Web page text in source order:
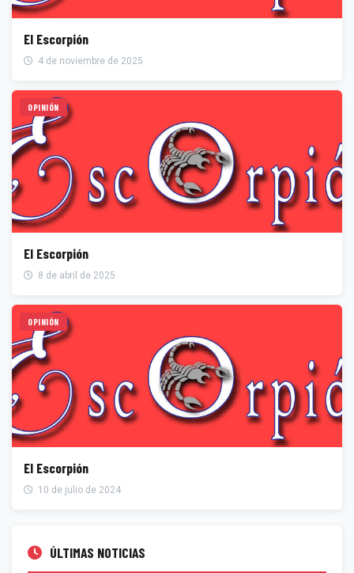
El Escorpión
4 de noviembre de 2025
OPINIÓN
El Escorpión
8 de abril de 2025
OPINIÓN
El Escorpión
10 de julio de 2024
ÚLTIMAS NOTICIAS